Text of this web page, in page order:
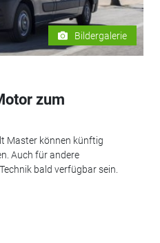
Bildergalerie
zum
Master können künftig
Auch für andere
bald verfügbar sein.